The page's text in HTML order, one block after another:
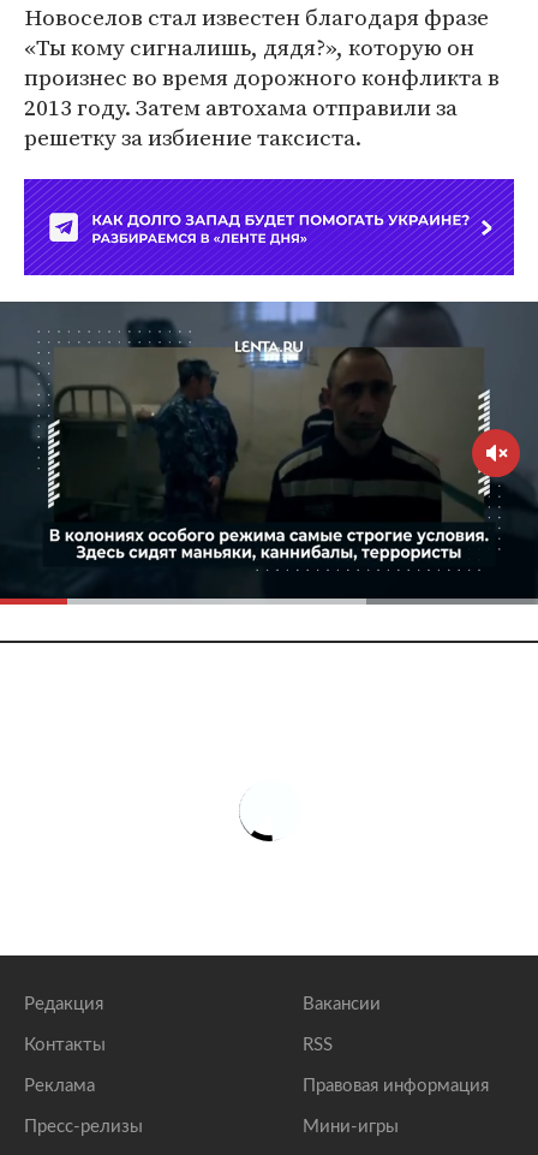
Новоселов стал известен благодаря фразе
«Ты кому сигналишь, дядя?», которую он
произнес во время дорожного конфликта в
2013 году. Затем автохама отправили за
решетку за избиение таксиста.
Редакция
Контакты
Реклама
Пресс-релизы
Вакансии
RSS
Правовая информация
Мини-игры